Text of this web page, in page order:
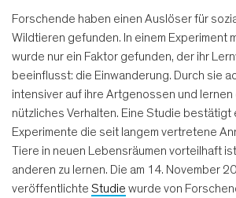
Forschende haben einen Auslöser für
Wildtieren gefunden. In einem Experiment
wurde nur ein Faktor gefunden, der ihr
beeinflusst: die Einwanderung. Durch sie
intensiver auf ihre Artgenossen und lernen
nützliches Verhalten. Eine Studie bestätigt
Experimente die seit langem vertretene
Tiere in neuen Lebensräumen vorteilhaft
anderen zu lernen. Die am 14. November
veröffentlichte Studie wurde von